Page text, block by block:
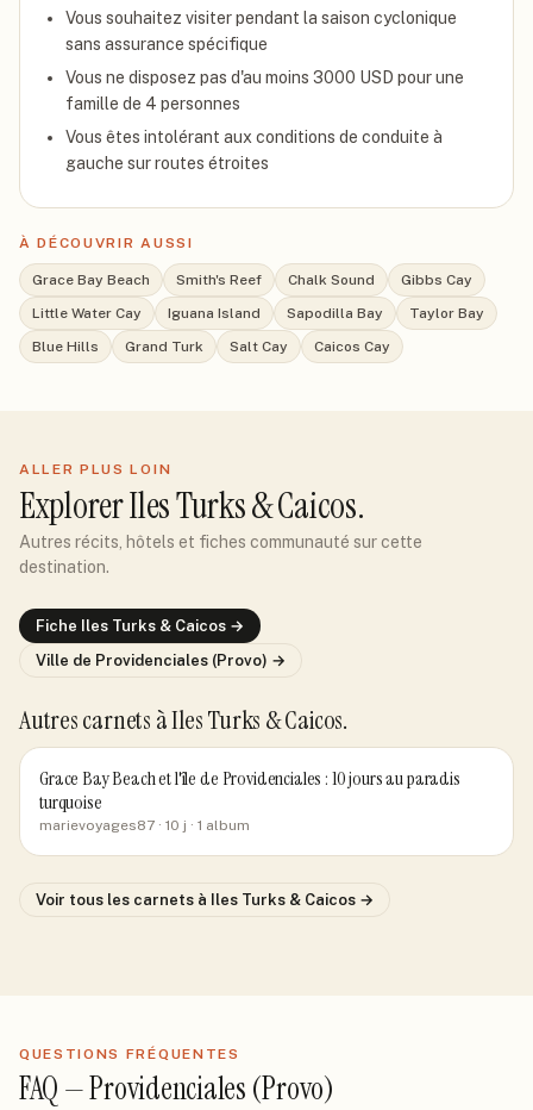
Vous souhaitez visiter pendant la saison cyclonique
sans assurance spécifique
Vous ne disposez pas d'au moins 3000 USD pour une
famille de 4 personnes
Vous êtes intolérant aux conditions de conduite à
gauche sur routes étroites
À DÉCOUVRIR AUSSI
Grace Bay Beach Smith's Reef Chalk Sound
Gibbs Cay
Little Water Cay
Iguana Island Sapodilla Bay
Taylor Bay
Blue Hills
Grand Turk Salt Cay Caicos Cay
ALLER PLUS LOIN
ExplorerIles Turks & Caicos.
Autres récits, hôtels et fiches communauté sur cette
destination.
Fiche Iles Turks & Caicos →
Ville de Providenciales (Provo) →
Autres carnets à Iles Turks & Caicos.
Grace Bay Beach et l'île de Providenciales : 10 jours au paradis
turquoise
marievoyages87 · 10 j · 1 album
Voir tous les carnets à Iles Turks & Caicos →
QUESTIONS FRÉQUENTES
FAQ —Providenciales (Provo)